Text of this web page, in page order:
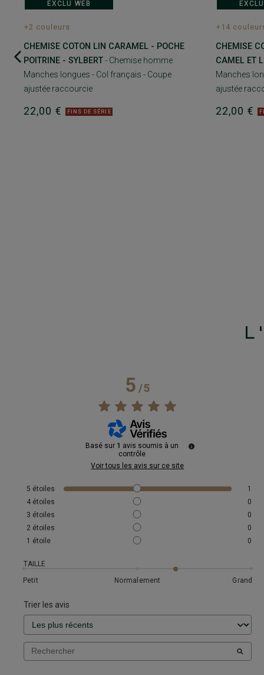
EXCLU WEB
+2 couleurs
CHEMISE COTON LIN CARAMEL - POCHE
POITRINE - SYLBERT- Chemise homme
Manches longues - Col français - Coupe
ajustée raccourcie
22,00 € FINS DE SÉRIE
+14
CHEMISE
CAMEL ET
Manches
ajustée
22,00 €
5/5
Basé sur 1 avis soumis à un
contrôle
Voir tous les avis sur ce site
5 étoiles
1
4 étoiles
0
3 étoiles
0
2 étoiles
0
1 étoile 0
TAILLE
Petit
Normalement Grand
Trier les avis